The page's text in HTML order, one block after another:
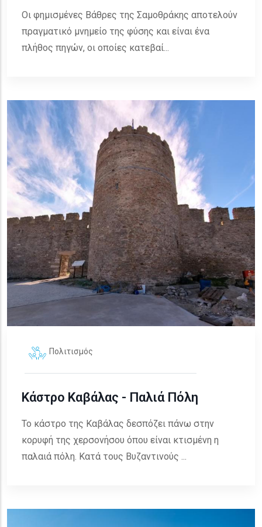
Οι φημισμένες Βάθρες της Σαμοθράκης αποτελούν
πραγματικό μνημείο της φύσης και είναι ένα
πλήθος πηγών, οι οποίες κατεβαί...
Πολιτισμός
Κάστρο Καβάλας - Παλιά Πόλη
Το κάστρο της Καβάλας δεσπόζει πάνω στην
κορυφή της χερσονήσου όπου είναι κτισμένη η
παλαιά πόλη. Κατά τους Βυζαντινούς ...